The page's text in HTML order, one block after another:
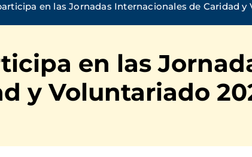
en las Jornadas Internacionales de Caridad y
en las
y Voluntariado